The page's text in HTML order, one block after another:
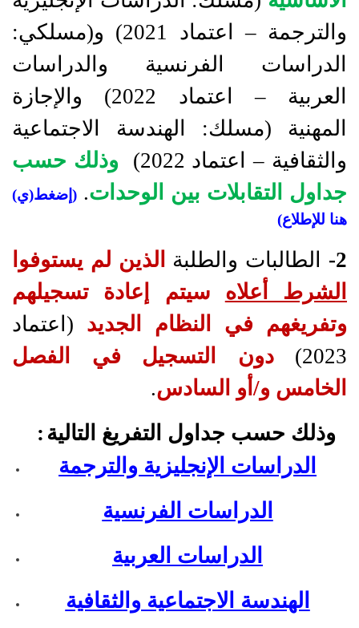
والترجمة – اعتماد 2021) و(مسلكي:
الدراسات الفرنسية والدراسات
العربية – اعتماد 2022) والإجازة
المهنية
(مسلك: الهندسة الاجتماعية
والثقافية – اعتماد 2022)
وذلك حسب
جداول التقابلات بين الوحدات.
( إضغط(ي)
هنا للإطلاع)
2- الطالبات والطلبة
الذين لم يستوفوا
الشرط أعلاه سيتم
عادة تسجيلهم
وتفريغهم في النظام الجديد (اعتماد
2023)
دون التسجيل في الفصل
الخامس و/أو السادس.
وذلك حسب جداول التفريغ التالية :
الدراسات الإنجليزية والترجمة
الدراسات الفرنسية
الدراسات العربية
الهندسة الاجتماعية والثقافية